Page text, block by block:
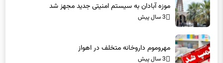
موزه آبادان به سیستم امنیتی جدید مجهز شد
3 سال پیش
مهروموم داروخانه متخلف در اهواز
3 سال پیش